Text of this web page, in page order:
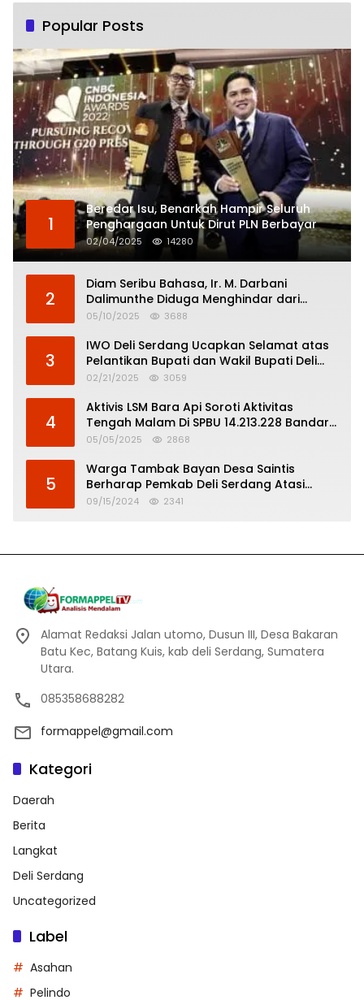
Popular Posts
1
Beredar Isu, Benarkah Hampir Seluruh
Penghargaan Untuk Dirut PLN Berbayar
02/04/2025 14280
2
Diam Seribu Bahasa, Ir. M. Darbani
Dalimunthe Diduga Menghindar dari
Pertanggungjawaban Politik
05/10/2025 3688
3
IWO Deli Serdang Ucapkan Selamat atas
Pelantikan Bupati dan Wakil Bupati Deli
Serdang
02/21/2025 3059
4
Aktivis LSM Bara Api Soroti Aktivitas
Tengah Malam Di SPBU 14.213.228 Bandar
Tinggi
05/05/2025 2868
5
Warga Tambak Bayan Desa Saintis
Berharap Pemkab Deli Serdang Atasi
Banjir
09/15/2024 2341
Alamat Redaksi Jalan utomo, Dusun III, Desa Bakaran
Batu Kec, Batang Kuis, kab deli Serdang, Sumatera
Utara.
085358688282
formappel@gmail.com
Kategori
Daerah
Berita
Langkat
Deli Serdang
Uncategorized
Label
Asahan
Pelindo